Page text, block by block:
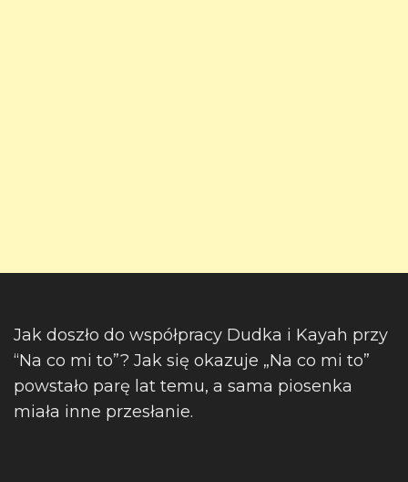
Jak doszło do współpracy Dudka i Kayah przy
“Na co mi to”? Jak się okazuje „Na co mi to”
powstało parę lat temu, a sama piosenka
miała inne przesłanie.